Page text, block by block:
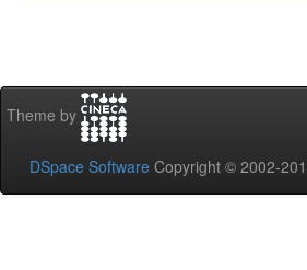
Theme by
DSpace Software Copyright © 2002-